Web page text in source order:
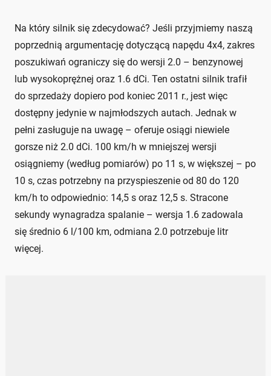
Na który silnik się zdecydować? Jeśli przyjmiemy naszą
poprzednią argumentację dotyczącą napędu 4x4, zakres
poszukiwań ograniczy się do wersji 2.0 – benzynowej
lub wysokoprężnej oraz 1.6 dCi. Ten ostatni silnik trafił
do sprzedaży dopiero pod koniec 2011 r., jest więc
dostępny jedynie w najmłodszych autach. Jednak w
pełni zasługuje na uwagę – oferuje osiągi niewiele
gorsze niż 2.0 dCi. 100 km/h w mniejszej wersji
osiągniemy (według pomiarów) po 11 s, w większej – po
10 s, czas potrzebny na przyspieszenie od 80 do 120
km/h to odpowiednio: 14,5 s oraz 12,5 s. Stracone
sekundy wynagradza spalanie – wersja 1.6 zadowala
się średnio 6 l/100 km, odmiana 2.0 potrzebuje litr
więcej.